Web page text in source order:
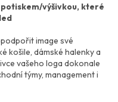
výšivkou, které
image své
košile, dámské halenky a
vašeho loga dokonale
týmy, management i